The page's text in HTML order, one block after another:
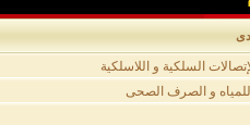
السلكية و اللاسلكية
و الصرف الصحى